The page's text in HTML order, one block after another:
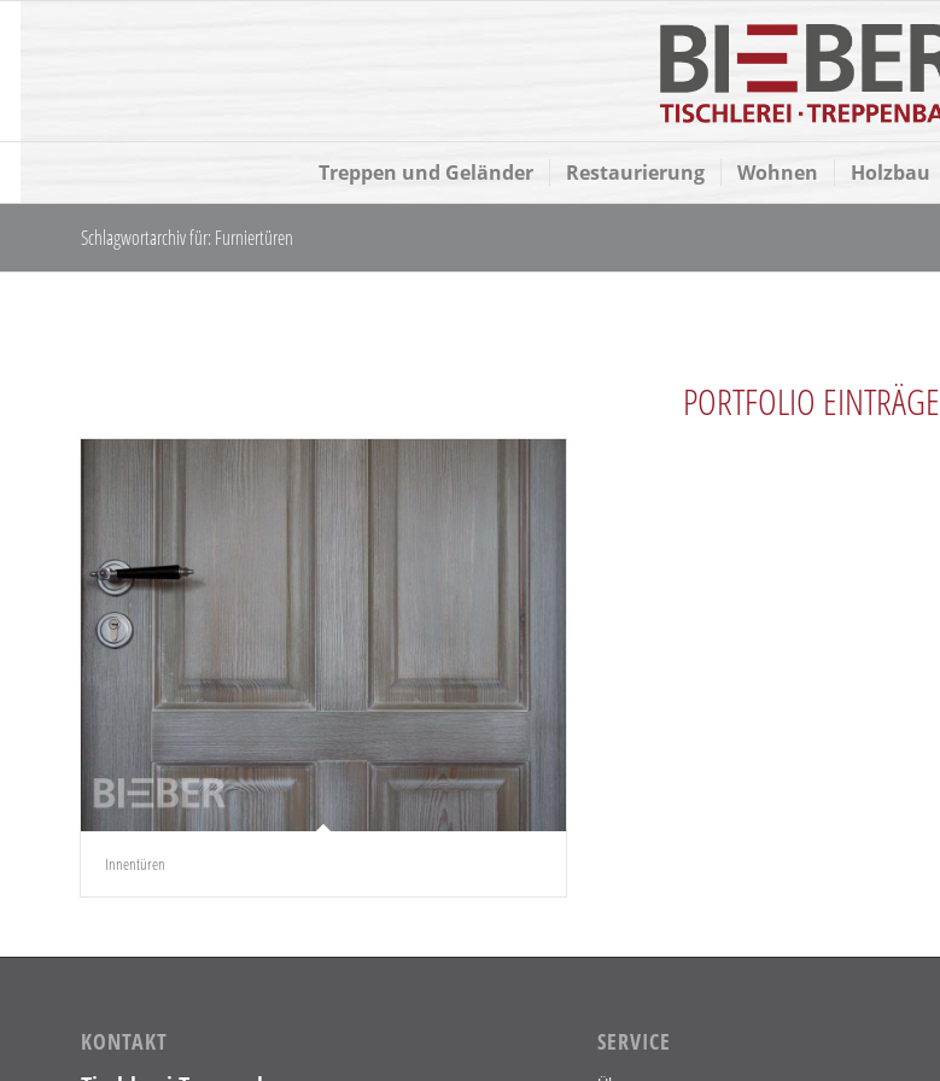
Treppen und Geländer Restaurierung Wohnen Holzbau
Schlagwortarchiv für: Furniertüren
PORTFOLIO EINTRÄGE
Innentüren
KONTAKT SERVICE